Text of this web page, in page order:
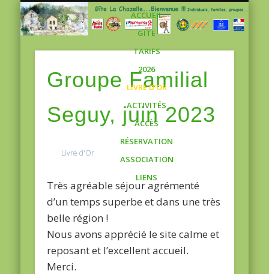
ACCUEIL
GÎTE
TARIFS
2026
LIVRE D’OR
ACTIVITÉS
ACCÈS
RÉSERVATION
ASSOCIATION
LIENS
Groupe Familial
Seguy, juin 2023
Livre d'Or
Très agréable séjour agrémenté
d’un temps superbe et dans une très
belle région !
Nous avons apprécié le site calme et
reposant et l’excellent accueil.
Merci.